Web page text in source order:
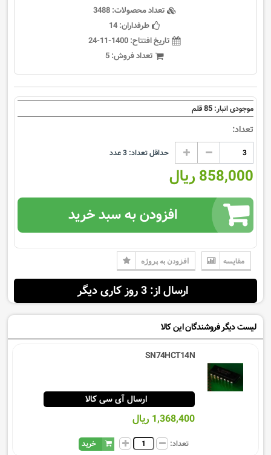
تعداد محصولات:3488
طرفداران:14
تاریخ افتتاح:1400-11-24
تعداد فروش:5
موجودی انبار: 85قلم
تعداد:
حداقل تعداد: 3عدد
858,000 ریال
افزودن به سبد خرید
مقایسه افزودن به پروژه
ارسال از: 3 روز کاری دیگر
لیست دیگر فروشندگان این کالا
SN74HCT14N
ارسال آی سی کالا
1,368,400 ریال
تعداد: خرید